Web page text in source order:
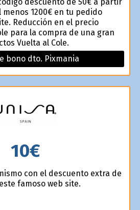
1200€ en tu pedido
Reducción en el precio
para la compra de una gran
Vuelta al Cole.
bono dto. Pixmania
10€
con el descuento extra de
famoso web site.